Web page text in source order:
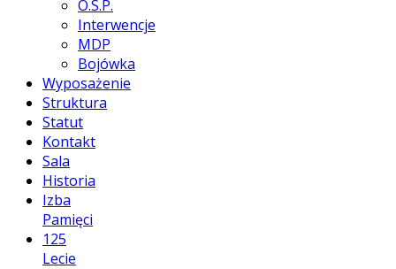
O.S.P.
Interwencje
MDP
Bojówka
Wyposażenie
Struktura
Statut
Kontakt
Sala
Historia
Izba
Pamięci
125
Lecie